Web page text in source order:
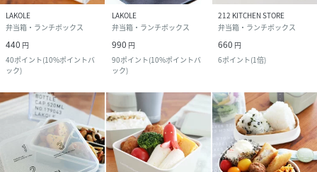
LAKOLE
弁当箱・ランチボックス
440 円
40ポイント(10%ポイントバ
ック)
LAKOLE
弁当箱・ランチボックス
990 円
90ポイント(10%ポイントバ
ック)
212 KITCHEN STORE
弁当箱・ランチボックス
660 円
6ポイント(1倍)